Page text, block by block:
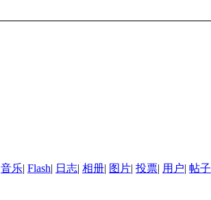
音乐| Flash| 日志| 相册| 图片| 投票| 用户| 帖子